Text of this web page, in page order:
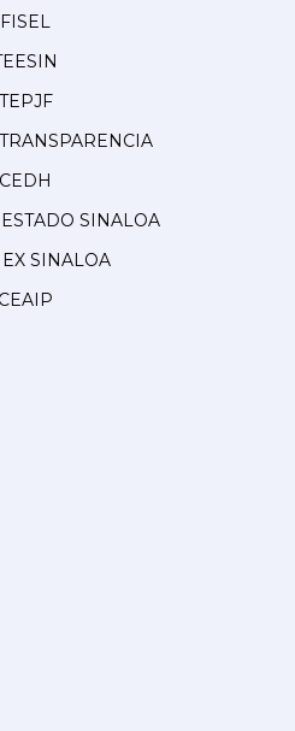
FISEL
TEPJF
CEDH
SINALOA
SINALOA
CEAIP